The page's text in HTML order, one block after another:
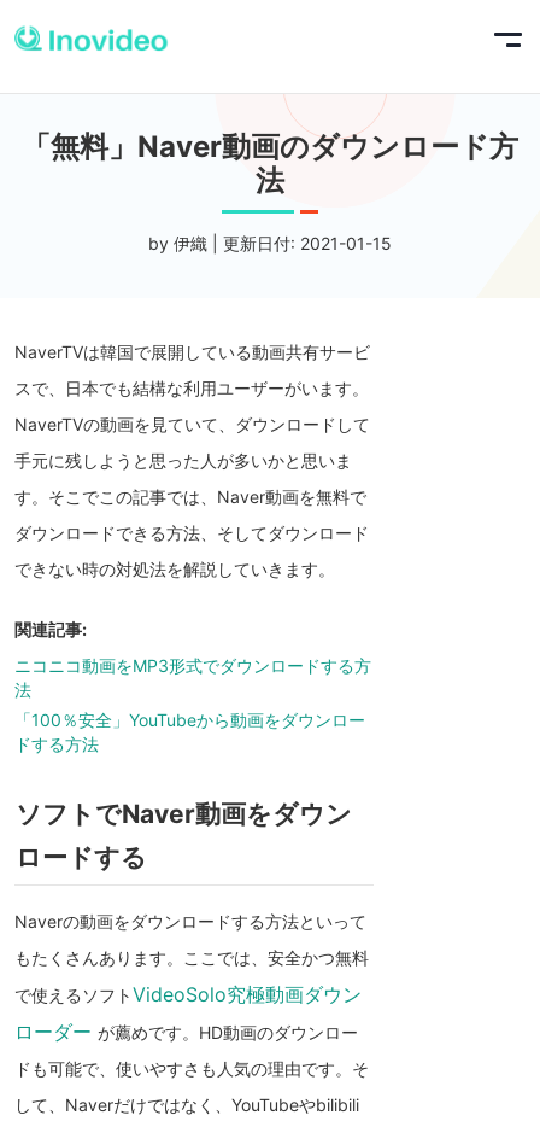
「無料」Naver動画のダウンロード方
法
by 伊織 | 更新日付: 2021-01-15
NaverTVは韓国で展開している動画共有サービ
スで、日本でも結構な利用ユーザーがいます。
NaverTVの動画を見ていて、ダウンロードして
手元に残しようと思った人が多いかと思いま
す。そこでこの記事では、Naver動画を無料で
ダウンロードできる方法、そしてダウンロード
できない時の対処法を解説していきます。
関連記事:
ニコニコ動画をMP3形式でダウンロードする方
法
「100％安全」YouTubeから動画をダウンロー
ドする方法
ソフトでNaver動画をダウン
ロードする
Naverの動画をダウンロードする方法といって
もたくさんあります。ここでは、安全かつ無料
で使えるソフトVideoSolo究極動画ダウン
ローダー が薦めです。HD動画のダウンロー
ドも可能で、使いやすさも人気の理由です。そ
して、Naverだけではなく、YouTubeやbilibili